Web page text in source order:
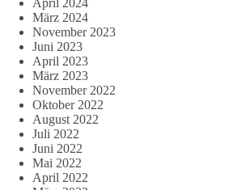
April 2024
März 2024
November 2023
Juni 2023
April 2023
März 2023
November 2022
Oktober 2022
August 2022
Juli 2022
Juni 2022
Mai 2022
April 2022